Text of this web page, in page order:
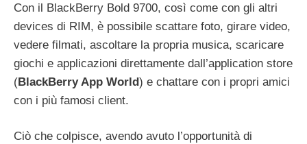
Con il BlackBerry Bold 9700, così come con gli altri
devices di RIM, è possibile scattare foto, girare video,
vedere filmati, ascoltare la propria musica, scaricare
giochi e applicazioni direttamente dall’application store
(BlackBerry App World) e chattare con i propri amici
con i più famosi client.
Ciò che colpisce, avendo avuto l’opportunità di